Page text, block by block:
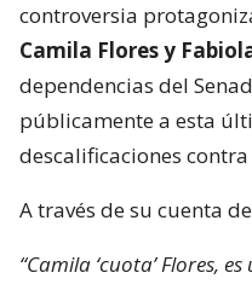
controversia
Camila Flores y
dependencias del
públicamente a esta
descalificaciones
A través de su cuenta
“Camila ‘cuota’ Flores,